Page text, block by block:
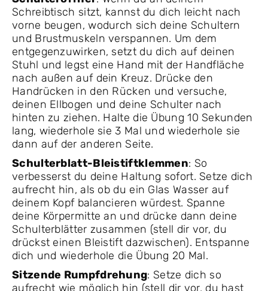
Schreibtisch sitzt, kannst du dich leicht nach
vorne beugen, wodurch sich deine Schultern
und Brustmuskeln verspannen. Um dem
entgegenzuwirken, setzt du dich auf deinen
Stuhl und legst eine Hand mit der Handfläche
nach außen auf dein Kreuz. Drücke den
Handrücken in den Rücken und versuche,
deinen Ellbogen und deine Schulter nach
hinten zu ziehen. Halte die Übung 10 Sekunden
lang, wiederhole sie 3 Mal und wiederhole sie
dann auf der anderen Seite.
Schulterblatt-Bleistiftklemmen: So
verbesserst du deine Haltung sofort. Setze dich
aufrecht hin, als ob du ein Glas Wasser auf
deinem Kopf balancieren würdest. Spanne
deine Körpermitte an und drücke dann deine
Schulterblätter zusammen (stell dir vor, du
drückst einen Bleistift dazwischen). Entspanne
dich und wiederhole die Übung 20 Mal.
Sitzende Rumpfdrehung: Setze dich so
aufrecht wie möglich hin (stell dir vor, du hast